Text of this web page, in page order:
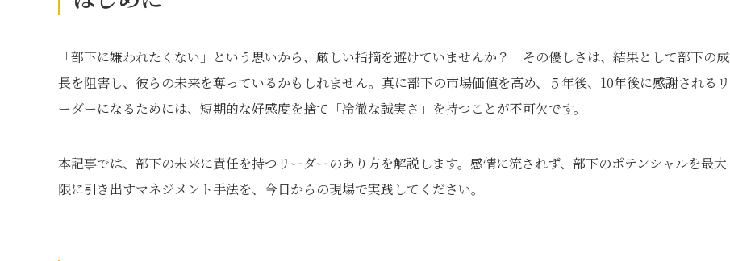
「部下に嫌われたくない」という思いから、厳しい指摘を避けていませんか？ その優しさは、結果として部下の成
長を阻害し、彼らの未来を奪っているかもしれません。真に部下の市場価値を高め、５年後、10年後に感謝されるリ
ーダーになるためには、短期的な好感度を捨て「冷徹な誠実さ」を持つことが不可欠です。
本記事では、部下の未来に責任を持つリーダーのあり方を解説します。感情に流されず、部下のポテンシャルを最大
限に引き出すマネジメント手法を、今日からの現場で実践してください。